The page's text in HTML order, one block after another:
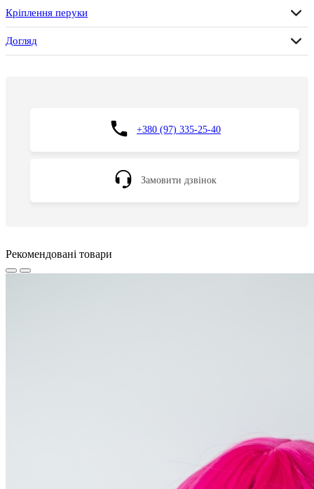
Кріплення перуки
Догляд
+380 (97) 335-25-40
Замовити дзвінок
Рекомендовані товари